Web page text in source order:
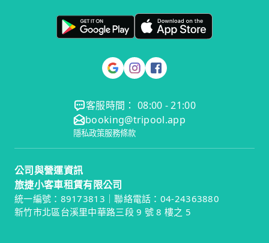
客服時間： 08:00 - 21:00
booking@tripool.app
隱私政策服務條款
公司與營運資訊
旅捷小客車租賃有限公司
統一編號：89173813｜聯絡電話：04-24363880
新竹市北區台溪里中華路三段 9 號 8 樓之 5